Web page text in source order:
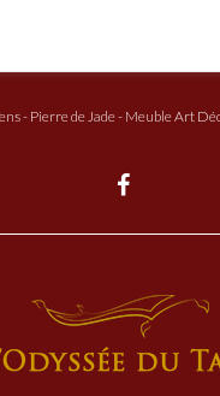
- Pierre de Jade - Meuble Art